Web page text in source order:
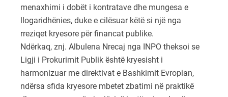
menaxhimi i dobët i kontratave dhe mungesa e
llogaridhënies, duke e cilësuar këtë si një nga
rreziqet kryesore për financat publike.
Ndërkaq, znj. Albulena Nrecaj nga INPO theksoi se
Ligji i Prokurimit Publik është kryesisht i
harmonizuar me direktivat e Bashkimit Evropian,
ndërsa sfida kryesore mbetet zbatimi në praktikë